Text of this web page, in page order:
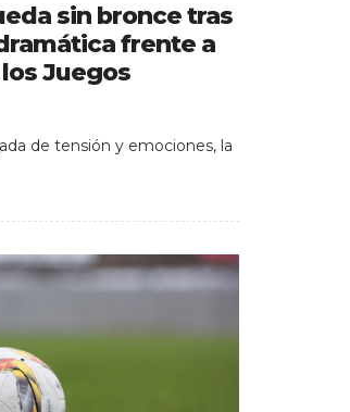
sin bronce tras
frente a
Juegos
de tensión y emociones, la